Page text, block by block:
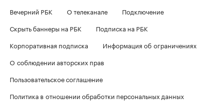
Вечерний РБК
О телеканале
Подключение
Скрыть баннеры на РБК
Подписка на РБК
Корпоративная подписка
Информация об ограничениях
О соблюдении авторских прав
Пользовательское соглашение
Политика в отношении обработки персональных данных